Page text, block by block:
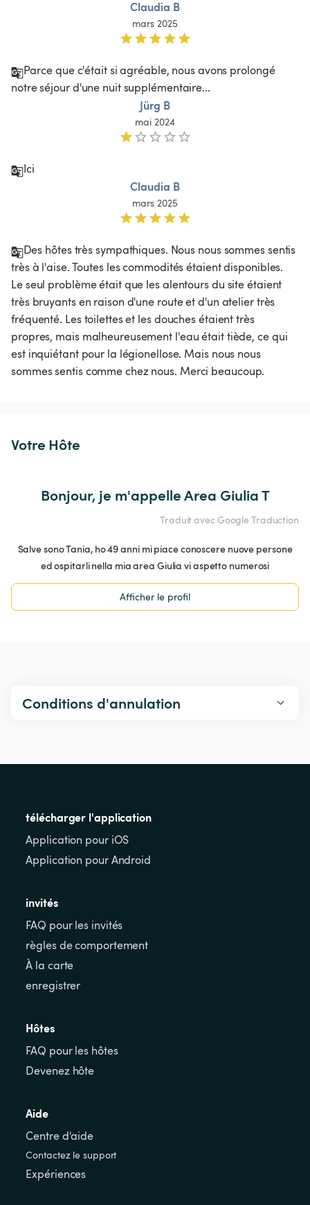
Claudia B
mars 2025
Parce que c'était si agréable, nous avons prolongé
notre séjour d'une nuit supplémentaire...
Jürg B
mai 2024
Ici
Claudia B
mars 2025
Des hôtes très sympathiques. Nous nous sommes sentis
très à l'aise. Toutes les commodités étaient disponibles.
Le seul problème était que les alentours du site étaient
très bruyants en raison d'une route et d'un atelier très
fréquenté. Les toilettes et les douches étaient très
propres, mais malheureusement l'eau était tiède, ce qui
est inquiétant pour la légionellose. Mais nous nous
sommes sentis comme chez nous. Merci beaucoup.
Votre Hôte
Bonjour, je m'appelle Area Giulia T
Traduit avec Google Traduction
Salve sono Tania, ho 49 anni mi piace conoscere nuove persone
ed ospitarli nella mia area Giulia vi aspetto numerosi
Afficher le profil
Conditions d'annulation
télécharger l'application
Application pour iOS
Application pour Android
invités
FAQ pour les invités
règles de comportement
À la carte
enregistrer
Hôtes
FAQ pour les hôtes
Devenez hôte
Aide
Centre d'aide
Contactez le support
Expériences